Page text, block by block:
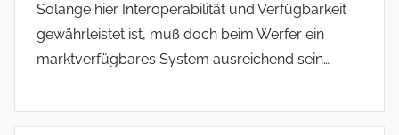
Solange hier Interoperabilität und Verfügbarkeit
gewährleistet ist, muß doch beim Werfer ein
marktverfügbares System ausreichend sein…